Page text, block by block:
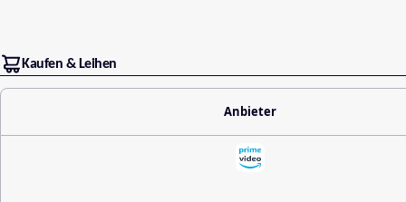
Kaufen & Leihen
Anbieter